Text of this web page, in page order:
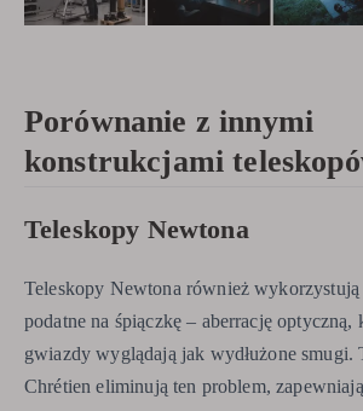
Porównanie z innymi
konstrukcjami
Teleskopy Newtona
Teleskopy Newtona również wykorzystują
podatne na śpiączkę – aberrację optyczną,
gwiazdy wyglądają jak wydłużone smugi.
Chrétien eliminują ten problem,